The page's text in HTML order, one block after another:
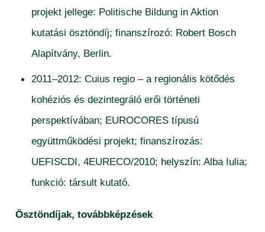
projekt jellege: Politische Bildung in Aktion
kutatási ösztöndíj; finanszírozó: Robert Bosch
Alapítvány, Berlin.
2011–2012: Cuius regio – a regionális kötődés
kohéziós és dezintegráló erői történeti
perspektívában; EUROCORES típusú
együttműködési projekt; finanszírozás:
UEFISCDI, 4EURECO/2010; helyszín: Alba Iulia;
funkció: társult kutató.
Ösztöndíjak, továbbképzések